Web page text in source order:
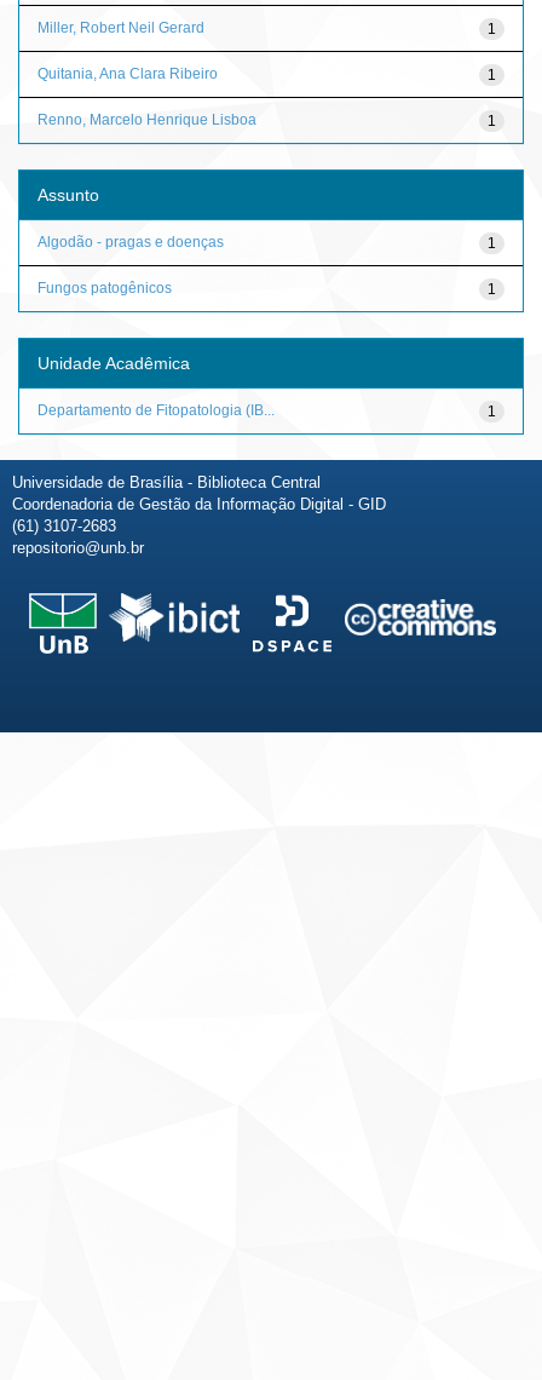
1
Miller, Robert Neil Gerard
1
Quitania, Ana Clara Ribeiro
1
Renno, Marcelo Henrique Lisboa
Assunto
1
Algodão - pragas e doenças
1
Fungos patogênicos
Unidade Acadêmica
1
Departamento de Fitopatologia (IB...
Universidade de Brasília - Biblioteca Central
Coordenadoria de Gestão da Informação Digital - GID
(61) 3107-2683
repositorio@unb.br